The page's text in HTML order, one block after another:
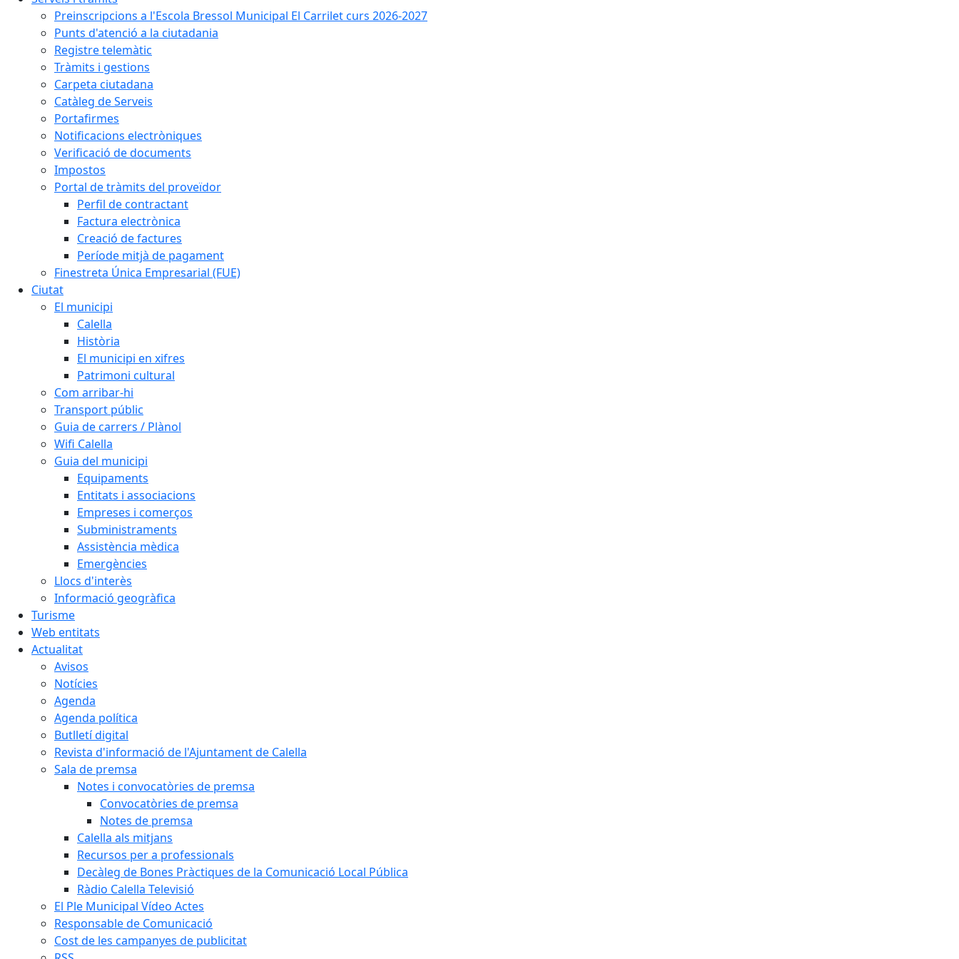
Preinscripcions a l'Escola Bressol Municipal El Carrilet curs 2026-2027
Punts d'atenció a la ciutadania
Registre telemàtic
Tràmits i gestions
Carpeta ciutadana
Catàleg de Serveis
Portafirmes
Notificacions electròniques
Verificació de documents
Impostos
Portal de tràmits del proveïdor
Perfil de contractant
Factura electrònica
Creació de factures
Període mitjà de pagament
Finestreta Única Empresarial (FUE)
Ciutat
El municipi
Calella
Història
El municipi en xifres
Patrimoni cultural
Com arribar-hi
Transport públic
Guia de carrers / Plànol
Wifi Calella
Guia del municipi
Equipaments
Entitats i associacions
Empreses i comerços
Subministraments
Assistència mèdica
Emergències
Llocs d'interès
Informació geogràfica
Turisme
Web entitats
Actualitat
Avisos
Notícies
Agenda
Agenda política
Butlletí digital
Revista d'informació de l'Ajuntament de Calella
Sala de premsa
Notes i convocatòries de premsa
Convocatòries de premsa
Notes de premsa
Calella als mitjans
Recursos per a professionals
Decàleg de Bones Pràctiques de la Comunicació Local Pública
Ràdio Calella Televisió
El Ple Municipal Vídeo Actes
Responsable de Comunicació
Cost de les campanyes de publicitat